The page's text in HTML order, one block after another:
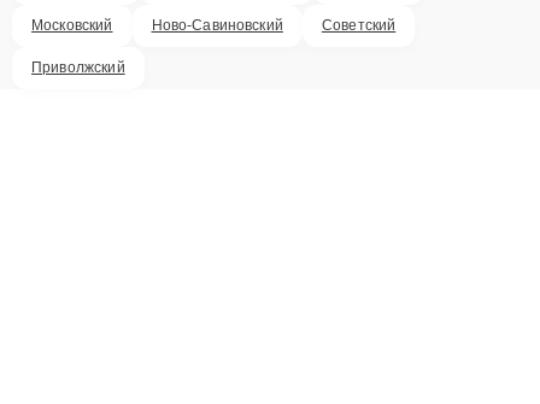
Московский Ново-Савиновский Советский
Приволжский